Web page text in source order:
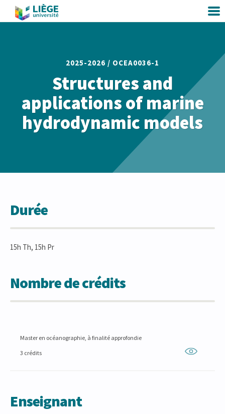
2025-2026 / OCEA0036-1
Structures and
applications of marine
hydrodynamic models
Durée
15h Th, 15h Pr
Nombre de crédits
Master en océanographie, à finalité approfondie
3 crédits
Enseignant